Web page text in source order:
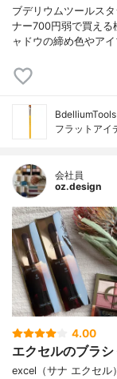
ブデリウムツールス
ナー700円弱で買える
ャドウの締め色やア
フラットアイ
会社員
oz.design
4.00
エクセルのブラ
excel（サナ エクセル